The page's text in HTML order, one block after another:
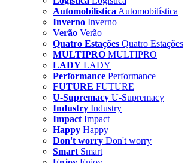
Automobilística Automobilística
Inverno Inverno
Verão Verão
Quatro Estações Quatro Estações
MULTIPRO MULTIPRO
LADY LADY
Performance Performance
FUTURE FUTURE
U-Supremacy U-Supremacy
Industry Industry
Impact Impact
Happy Happy
Don't worry Don't worry
Smart Smart